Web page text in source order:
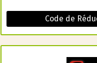
Code de